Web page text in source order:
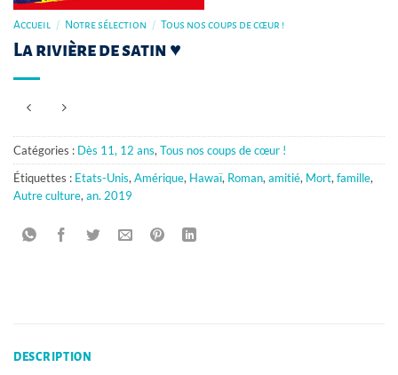
Accueil / Notre sélection / Tous nos coups de cœur !
La rivière de satin ♥
Catégories : Dès 11, 12 ans,Tous nos coups de cœur !
Étiquettes : Etats-Unis,Amérique, Hawaï, Roman,amitié, Mort,famille,
Autre culture,an. 2019
DESCRIPTION